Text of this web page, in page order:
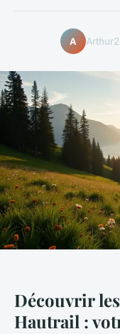
A Arthur
Découvrir
Hautrail :